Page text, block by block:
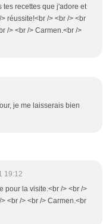
tes recettes que j'adore et
réussite!<br /> <br /> <br
/> <br /> Carmen.<br />
je me laisserais bien
19:12
pour la visite.<br /> <br />
<br /> <br /> Carmen.<br